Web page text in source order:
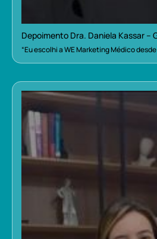
Depoimento Dra. Daniela Kassar –
“Eu escolhi a WE Marketing Médico